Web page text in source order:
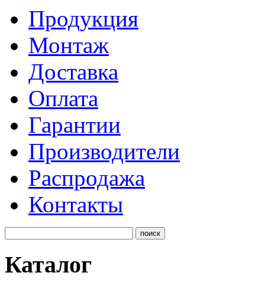
Продукция
Монтаж
Доставка
Оплата
Гарантии
Производители
Распродажа
Контакты
Каталог